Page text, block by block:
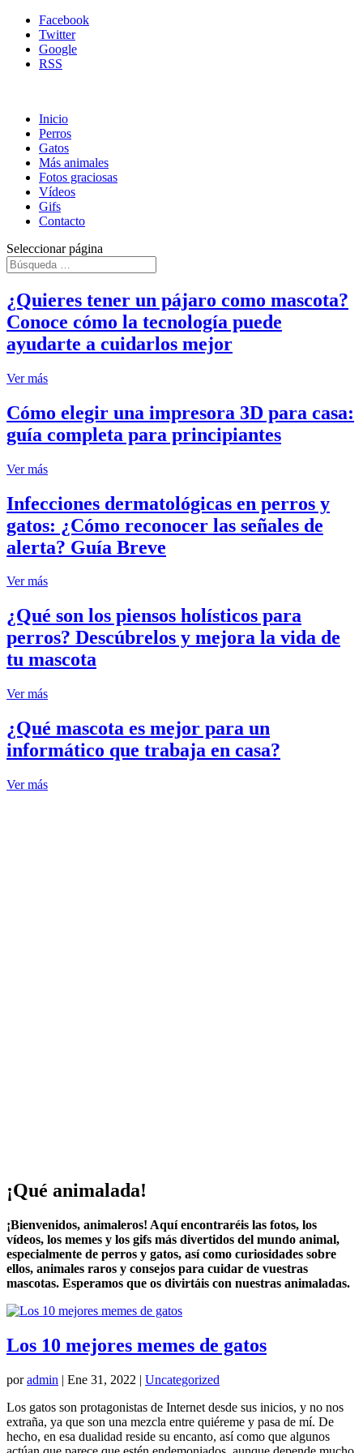
Facebook
Twitter
Google
RSS
Inicio
Perros
Gatos
Más animales
Fotos graciosas
Vídeos
Gifs
Contacto
Seleccionar página
¿Quieres tener un pájaro como mascota?
Conoce cómo la tecnología puede
ayudarte a cuidarlos mejor
Ver más
Cómo elegir una impresora 3D para casa:
guía completa para principiantes
Ver más
Infecciones dermatológicas en perros y
gatos: ¿Cómo reconocer las señales de
alerta? Guía Breve
Ver más
¿Qué son los piensos holísticos para
perros? Descúbrelos y mejora la vida de
tu mascota
Ver más
¿Qué mascota es mejor para un
informático que trabaja en casa?
Ver más
¡Qué animalada!
¡Bienvenidos, animaleros! Aquí encontraréis las fotos, los
vídeos, los memes y los gifs más divertidos del mundo animal,
especialmente de perros y gatos, así como curiosidades sobre
ellos, animales raros y consejos para cuidar de vuestras
mascotas. Esperamos que os divirtáis con nuestras animaladas.
Los 10 mejores memes de gatos
poradmin | Ene 31, 2022 | Uncategorized
Los gatos son protagonistas de Internet desde sus inicios, y no nos
extraña, ya que son una mezcla entre quiéreme y pasa de mí. De
hecho, en esa dualidad reside su encanto, así como que algunos